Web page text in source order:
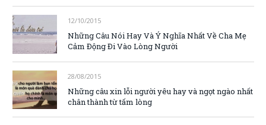
12/10/2015
Những Câu Nói Hay Và Ý Nghĩa Nhất Về Cha Mẹ
Cảm Động Đi Vào Lòng Người
28/08/2015
Những câu xin lỗi người yêu hay và ngọt ngào nhất
chân thành từ tấm lòng